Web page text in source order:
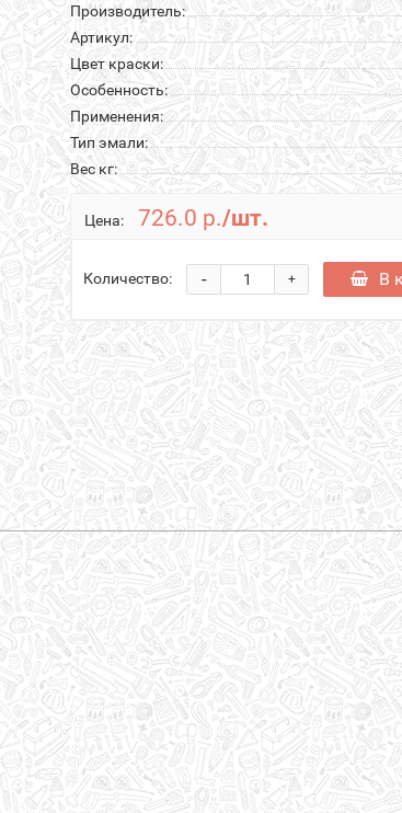
Производитель:
Артикул:
Цвет краски:
Особенность:
Применения:
Тип эмали:
Вес кг:
Цена: 726.0 р./шт.
Количество: +
- В